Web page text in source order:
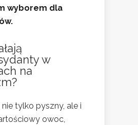
wyborem dla
w
na
tylko pyszny, ale i
owoc,